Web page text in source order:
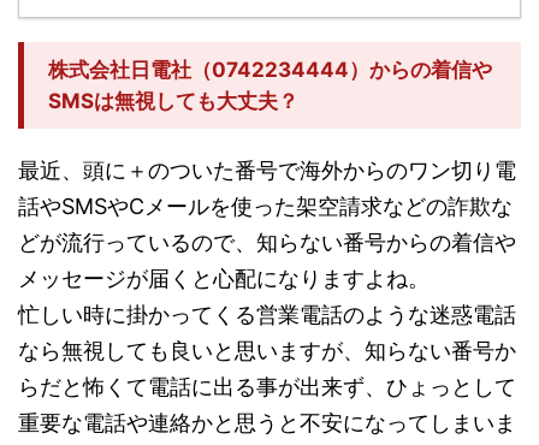
株式会社日電社（0742234444）からの着信や
SMSは無視しても大丈夫？
最近、頭に＋のついた番号で海外からのワン切り電
話やSMSやCメールを使った架空請求などの詐欺な
どが流行っているので、知らない番号からの着信や
メッセージが届くと心配になりますよね。
忙しい時に掛かってくる営業電話のような迷惑電話
なら無視しても良いと思いますが、知らない番号か
らだと怖くて電話に出る事が出来ず、ひょっとして
重要な電話や連絡かと思うと不安になってしまいま